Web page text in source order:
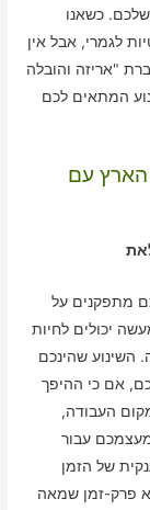
כשאנו
לגמרי, אבל אין
"אריזה והובלה
המתאים לכם
הארץ עם
מתפקנים על
יכולים לחיות
השינוע שהינכם
אם כי ההיפך
העבודה,
עבור
של הזמן
פרק-זמן שמאה